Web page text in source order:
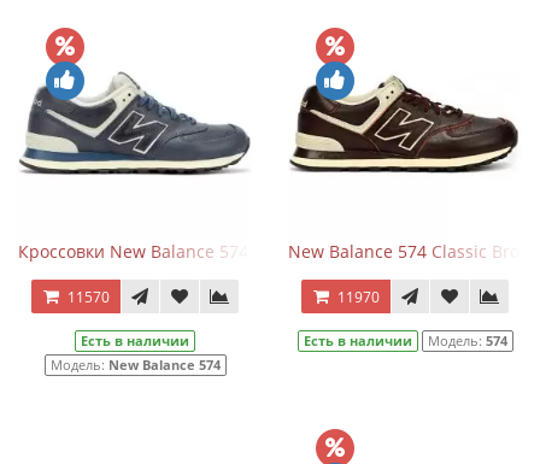
Кроссовки New Balance 574 Classic Blue White Leather
11570
Есть в наличии
Модель: New Balance 574
New Balance 574 Classic
11970
Есть в наличии Модель: 574